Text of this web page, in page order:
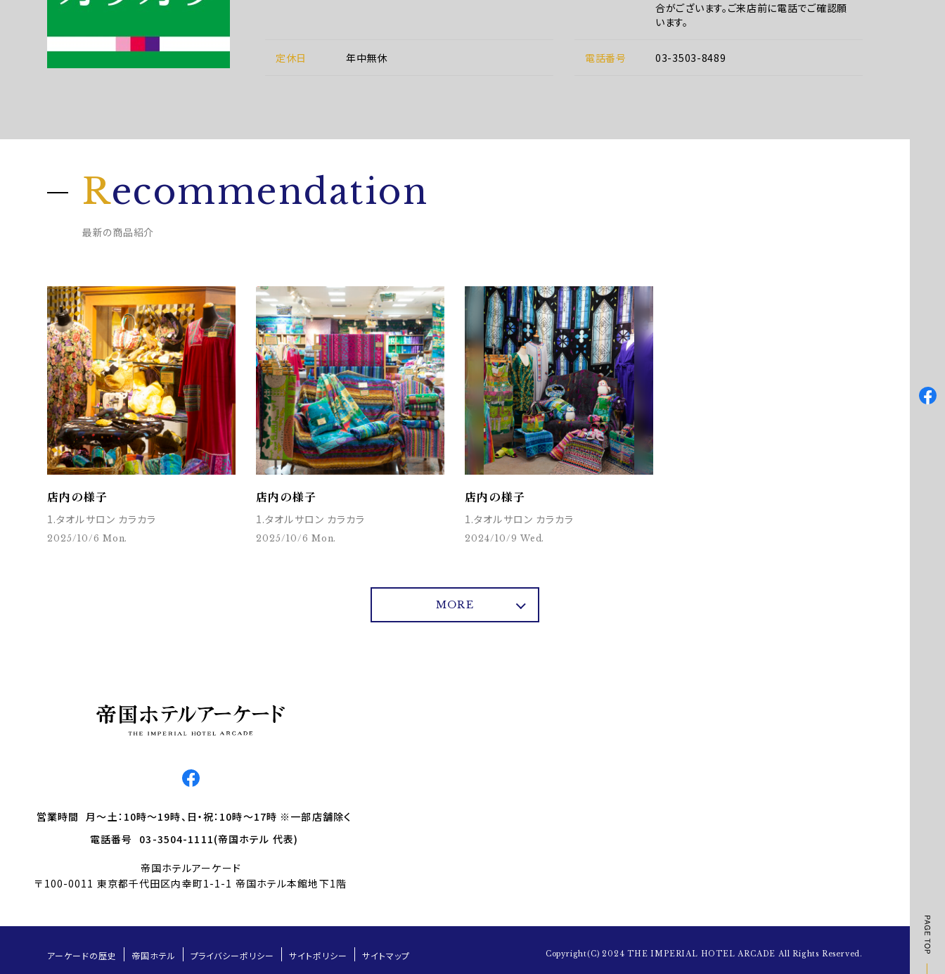
合がございます。ご来店前に電話でご確認願
います。
定休日 年中無休 電話番号 03-3503-8489
Recommendation
最新の商品紹介
店内の様子
1.タオルサロン カラカラ
2025/10/6 Mon.
店内の様子
1.タオルサロン カラカラ
2025/10/6 Mon.
店内の様子
1.タオルサロン カラカラ
2024/10/9 Wed.
MORE
営業時間
月～土：10時～19時、日・祝：10時～17時 ※一部店舗除く
電話番号
03-3504-1111(帝国ホテル 代表)
帝国ホテルアーケード
〒100-0011 東京都千代田区内幸町1-1-1 帝国ホテル本館地下1階
アーケードの歴史 帝国ホテル プライバシーポリシー サイトポリシー サイトマップ Copyright(C) 2024 THE IMPERIAL HOTEL ARCADE All Rights Reserved.